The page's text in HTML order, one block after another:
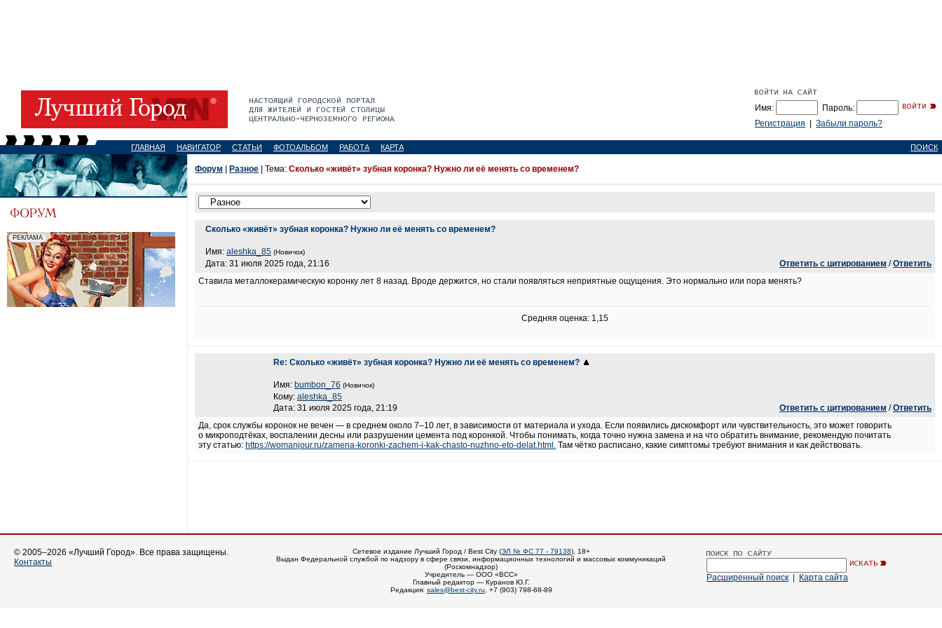
Имя:
Пароль:
Регистрация
Забыли пароль?
ГЛАВНАЯ НАВИГАТОР СТАТЬИ ФОТОАЛЬБОМ РАБОТА КАРТА ПОИСК
Форум Разное | Тема: Сколько «живёт» зубная коронка? Нужно ли её менять со временем?
Сколько «живёт» зубная коронка? Нужно ли её менять со временем?
Имя: aleshka_85 (Новичок)
Дата: 31 июля 2025 года, 21:16 Ответить с цитированием /Ответить
Ставила металлокерамическую коронку лет 8 назад. Вроде держится, но стали появляться неприятные ощущения. Это нормально или пора менять?
Средняя оценка: 1,15
Re: Сколько «живёт» зубная коронка? Нужно ли её менять со временем?
Имя: bumbon_76 (Новичок)
Кому: aleshka_85
Дата: 31 июля 2025 года, 21:19
Ответить с цитированием /Ответить
Да, срок службы коронок не вечен — в среднем около 7–10 лет, в зависимости от материала и ухода. Если появились дискомфорт или чувствительность, это может говорить
о микроподтёках, воспалении десны или разрушении цемента под коронкой. Чтобы понимать, когда точно нужна замена и на что обратить внимание, рекомендую почитать
эту статью: https://womanjour.ru/zamena-koronki-zachem-i-kak-chasto-nuzhno-eto-delat.html. Там чётко расписано, какие симптомы требуют внимания и как действовать.
© 2005–2026 «Лучший Город». Все права защищены.
Контакты
Сетевое издание Лучший Город / Best City (ЭЛ № ФС 77 - 79138), 18+
Выдан Федеральной службой по надзору в сфере связи, информационных технологий и массовых коммуникаций
(Роскомнадзор)
Учредитель — ООО «ВСС»
Главный редактор — Куранов Ю.Г.
Редакция: sales@best-city.ru , +7 (903) 798-68-89
Расширенный поиск Карта сайта